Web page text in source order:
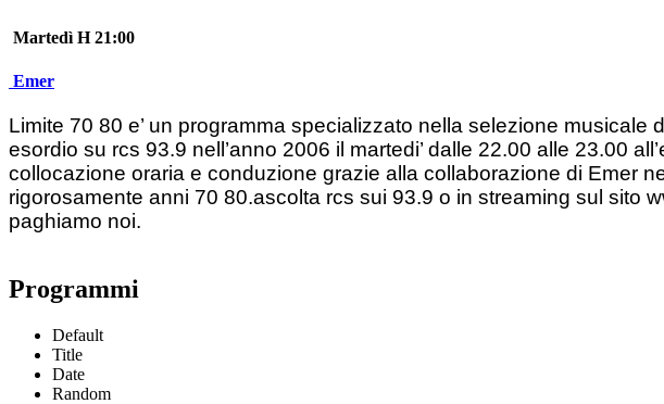
Martedì H 21:00
Emer
Limite 70 80 e’ un programma specializzato nella selezione
esordio su rcs 93.9 nell’anno 2006 il martedi’ dalle 22.00 alle 23.00
collocazione oraria e conduzione grazie alla collaborazione di Emer
rigorosamente anni 70 80.ascolta rcs sui 93.9 o in streaming sul sito
paghiamo noi.
Programmi
Default
Title
Date
Random